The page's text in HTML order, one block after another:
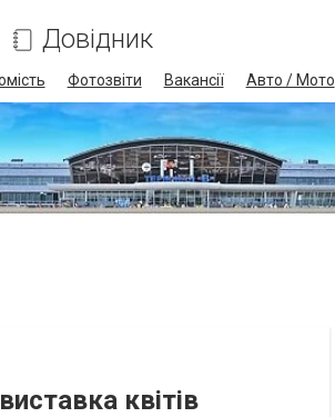
Довідник
Фотозвіти Вакансії Авто / Мото
квітів